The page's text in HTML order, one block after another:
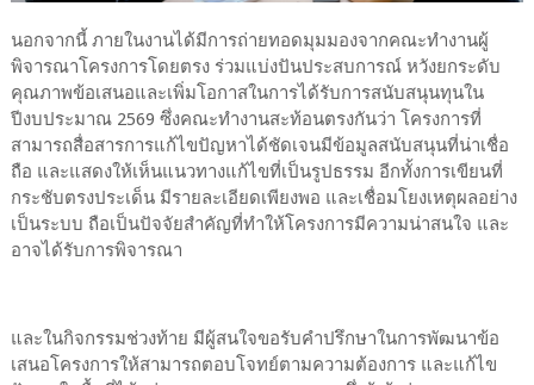
นอกจากนี้ ภายในงานได้มีการถ่ายทอดมุมมองจากคณะทำงานผู้
พิจารณาโครงการโดยตรง ร่วมแบ่งปันประสบการณ์ หวังยกระดับ
คุณภาพข้อเสนอและเพิ่มโอกาสในการได้รับการสนับสนุนทุนใน
ปีงบประมาณ 2569 ซึ่งคณะทำงานสะท้อนตรงกันว่า โครงการที่
สามารถสื่อสารการแก้ไขปัญหาได้ชัดเจนมีข้อมูลสนับสนุนที่น่าเชื่อ
ถือ และแสดงให้เห็นแนวทางแก้ไขที่เป็นรูปธรรม อีกทั้งการเขียนที่
กระชับตรงประเด็น มีรายละเอียดเพียงพอ และเชื่อมโยงเหตุผลอย่าง
เป็นระบบ ถือเป็นปัจจัยสำคัญที่ทำให้โครงการมีความน่าสนใจ และ
อาจได้รับการพิจารณา
และในกิจกรรมช่วงท้าย มีผู้สนใจขอรับคำปรึกษาในการพัฒนาข้อ
เสนอโครงการให้สามารถตอบโจทย์ตามความต้องการ และแก้ไข